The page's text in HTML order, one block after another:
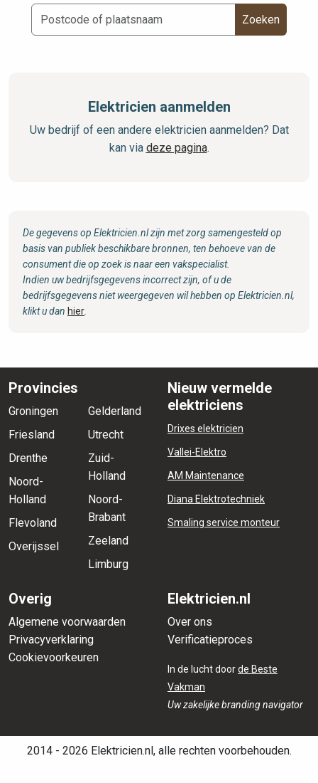
Zoeken
Elektricien aanmelden
Uw bedrijf of een andere elektricien aanmelden? Dat
kan via deze pagina.
De gegevens op Elektricien.nl zijn met zorg samengesteld op
basis van publiek beschikbare bronnen, ten behoeve van de
consument die op zoek is naar een vakspecialist.
Indien uw bedrijfsgegevens incorrect zijn, of u de
bedrijfsgegevens niet weergegeven wil hebben op Elektricien.nl,
klikt u dan hier
Provincies
Groningen
Friesland
Drenthe
Noord-
Holland
Flevoland
Overijssel
Gelderland
Utrecht
Zuid-
Holland
Noord-
Brabant
Zeeland
Limburg
Nieuw vermelde
elektriciens
Drixes elektricien
Vallei-Elektro
AM Maintenance
Diana Elektrotechniek
Smaling service monteur
Overig
Algemene voorwaarden
Privacyverklaring
Cookievoorkeuren
Elektricien.nl
Over ons
Verificatieproces
In de lucht doorde Beste
Vakman
Uw zakelijke branding navigator
2014 - 2026 Elektricien.nl, alle rechten voorbehouden.